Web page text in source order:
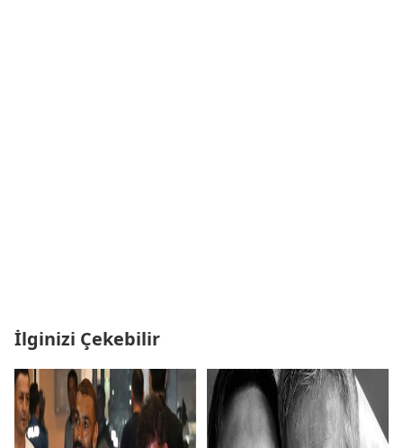
İlginizi Çekebilir